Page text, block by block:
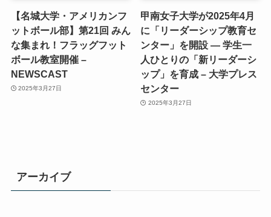
【名城大学・アメリカンフ
ットボール部】第21回 みん
な集まれ！フラッグフット
ボール教室開催 –
NEWSCAST
2025年3月27日
甲南女子大学が2025年4月
に「リーダーシップ教育セ
ンター」を開設 ― 学生一
人ひとりの「新リーダーシ
ップ」を育成 – 大学プレス
センター
2025年3月27日
アーカイブ